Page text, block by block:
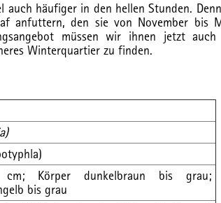
häufiger in den hellen Stunden.
anfuttern, den sie von November bis
müssen wir ihnen jetzt
Winterquartier zu finden.
Körper dunkelbraun bis grau;
bis grau